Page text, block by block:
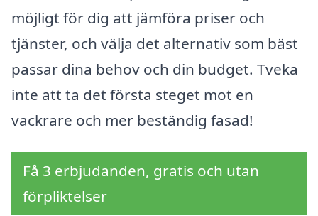
möjligt för dig att jämföra priser och
tjänster, och välja det alternativ som bäst
passar dina behov och din budget. Tveka
inte att ta det första steget mot en
vackrare och mer beständig fasad!
Få 3 erbjudanden, gratis och utan
förpliktelser